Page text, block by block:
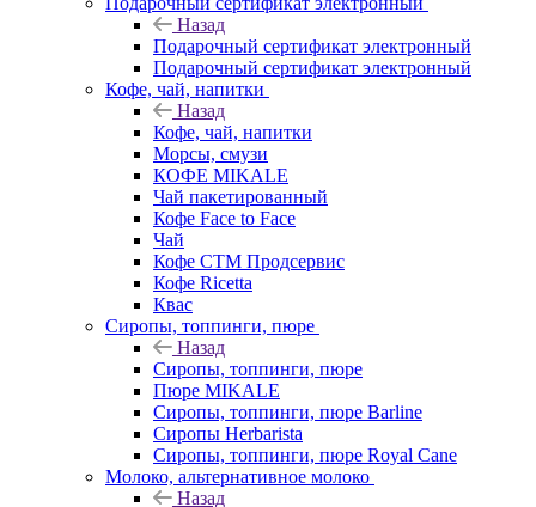
Назад
Подарочный сертификат электронный
Подарочный сертификат электронный
Кофе, чай, напитки
Назад
Кофе, чай, напитки
Морсы, смузи
КОФЕ MIKALE
Чай пакетированный
Кофе Face to Face
Чай
Кофе СТМ Продсервис
Кофе Ricetta
Квас
Сиропы, топпинги, пюре
Назад
Сиропы, топпинги, пюре
Пюре MIKALE
Сиропы, топпинги, пюре Barline
Сиропы Herbarista
Сиропы, топпинги, пюре Royal Cane
Молоко, альтернативное молоко
Назад